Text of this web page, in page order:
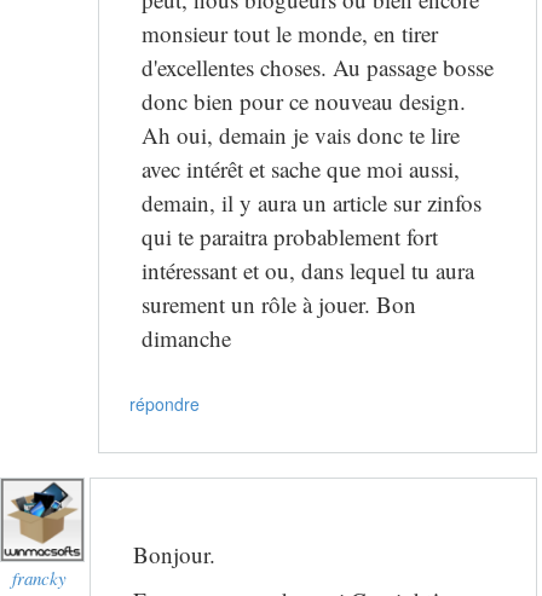
monsieur tout le monde, en tirer
d'excellentes choses. Au passage bosse
donc bien pour ce nouveau design.
Ah oui, demain je vais donc te lire
avec intérêt et sache que moi aussi,
demain, il y aura un article sur zinfos
qui te paraitra probablement fort
intéressant et ou, dans lequel tu aura
surement un rôle à jouer. Bon
dimanche
répondre
francky
Bonjour.